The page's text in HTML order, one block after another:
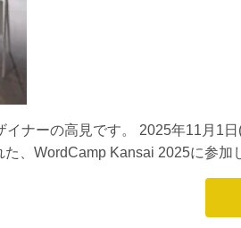
イナーの高見です。 2025年11月1
た、WordCamp Kansai 2025に参